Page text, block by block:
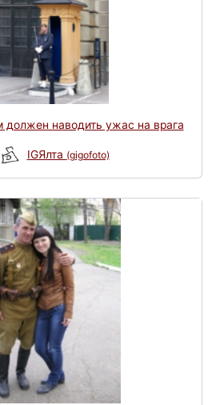
должен наводить ужас на врага
IGЯлта (gigofoto)